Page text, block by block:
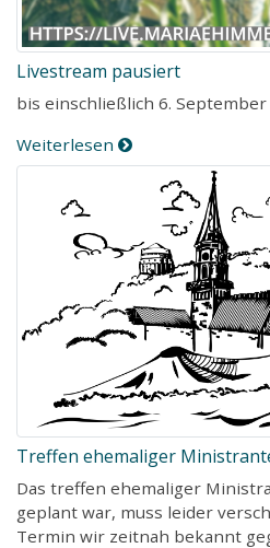
Livestream pausiert
bis einschließlich 6. September
Weiterlesen
Treffen ehemaliger
Das treffen ehemaliger
geplant war, muss leider
Termin wir zeitnah bekannt